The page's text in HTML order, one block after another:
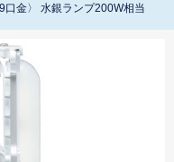
金〉 水銀ランプ200W相当